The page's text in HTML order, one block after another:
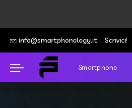
info@smartphonology.it Scrivici!
Smartphone